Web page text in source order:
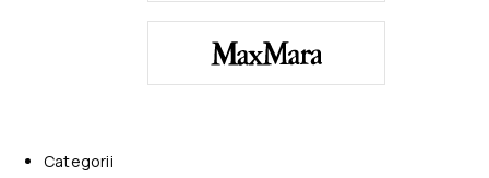
Categorii